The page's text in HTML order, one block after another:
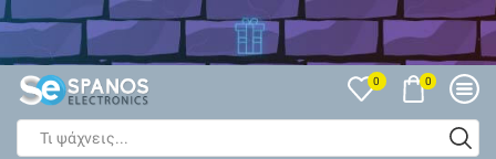
Δείτε όλες τις Εκπτώσεις
0 0